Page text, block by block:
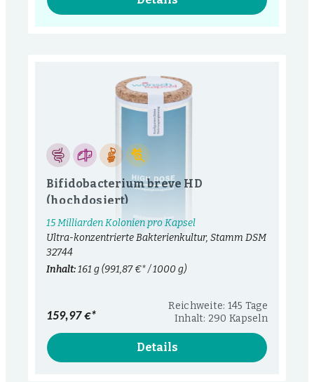
Bifidobacterium breve HD
(hochdosiert)
15 Milliarden Kolonien pro Kapsel
Ultra-konzentrierte Bakterienkultur, Stamm DSM
32744
Inhalt:161 g(991,87 €* / 1000 g)
Reichweite: 145 Tage
Inhalt: 290 Kapseln
159,97 €*
Details